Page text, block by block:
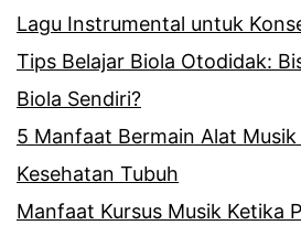
Lagu Instrumental untuk
Tips Belajar Biola Otodidak:
Biola Sendiri?
5 Manfaat Bermain Alat
Kesehatan Tubuh
Manfaat Kursus Musik Ketika